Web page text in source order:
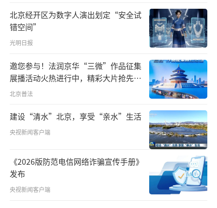
近期，广东省印发的《关于加强港澳青年
创新创业基地建设实施方案》提出，珠三角九
市各建设至少一个港澳青年创新创业基地，力
争在2025年前实现港澳青年创新创业孵化平
台“1+12+N”的空间布局。
不少长期深耕湾区的香港创业者，也利用
各种机会鼓励青年人亲身走进内地，感受国家
变化。他们建议港澳青年把自己定位为湾区的
主人，真正融入湾区的发展。
北京经开区为数字人演出划定“安全试
错空间”
光明日报
邀您参与！法润京华“三微”作品征集
展播活动火热进行中，精彩大片抢先看
～
北京普法
建设“清水”北京，享受“亲水”生活
央视新闻客户端
《2026版防范电信网络诈骗宣传手册》
发布
央视新闻客户端